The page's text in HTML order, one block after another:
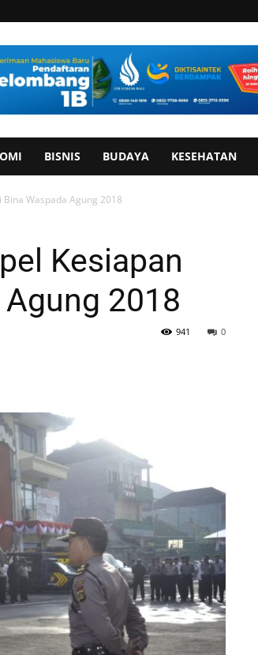
BISNIS BUDAYA KESEHATAN
Waspada Agung 2018
Kesiapan
2018
0
941